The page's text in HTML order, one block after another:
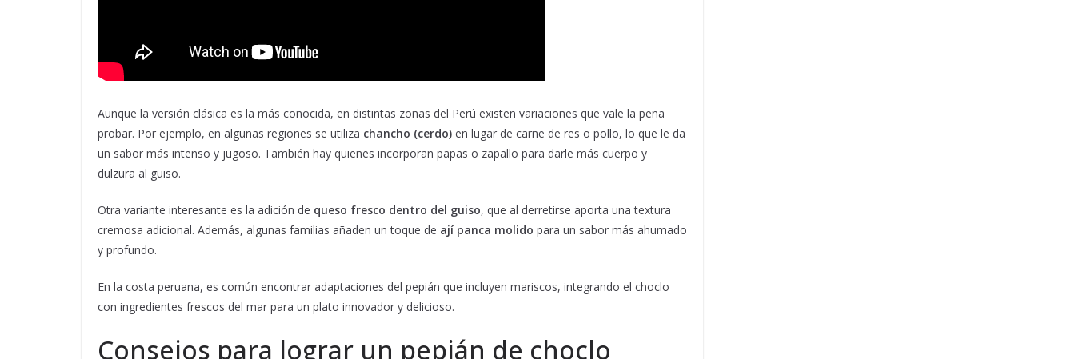
Aunque la versión clásica es la más conocida, en distintas zonas del Perú existen variaciones que vale la pena
probar. Por ejemplo, en algunas regiones se utiliza chancho (cerdo) en lugar de carne de res o pollo, lo que le da
un sabor más intenso y jugoso. También hay quienes incorporan papas o zapallo para darle más cuerpo y
dulzura al guiso.
Otra variante interesante es la adición de queso fresco dentro del guiso, que al derretirse aporta una textura
cremosa adicional. Además, algunas familias añaden un toque de ají panca molido para un sabor más ahumado
y profundo.
En la costa peruana, es común encontrar adaptaciones del pepián que incluyen mariscos, integrando el choclo
con ingredientes frescos del mar para un plato innovador y delicioso.
Consejos para lograr un pepián de choclo